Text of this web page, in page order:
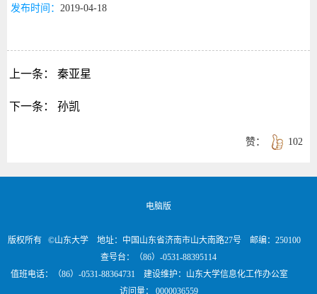
发布时间： 2019-04-18
上一条： 秦亚星
下一条： 孙凯
102
赞：
电脑版
版权所有 ©山东大学 地址：中国山东省济南市山大南路27号 邮编：250100
查号台：（86）-0531-88395114
值班电话：（86）-0531-88364731 建设维护：山东大学信息化工作办公室
访问量： 0000036559